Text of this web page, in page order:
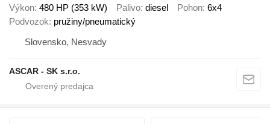
Výkon 480 HP (353 kW) Palivo diesel Pohon 6x4
Podvozok pružiny/pneumatický
Slovensko, Nesvady
ASCAR - SK s.r.o.